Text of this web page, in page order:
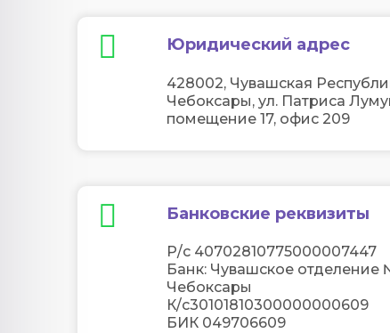
Юридический адрес
428002, Чувашская
Чебоксары, ул. Патриса
помещение 17, офис 209
Банковские реквизиты
Р/с 40702810775000007447
Банк: Чувашское
Чебоксары
К/с30101810300000000609
БИК 049706609